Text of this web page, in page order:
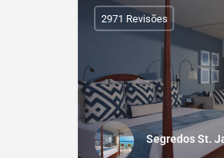
Segredos St.
2971 Revisões